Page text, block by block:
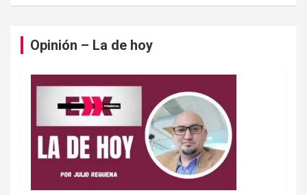
Opinión – La de hoy